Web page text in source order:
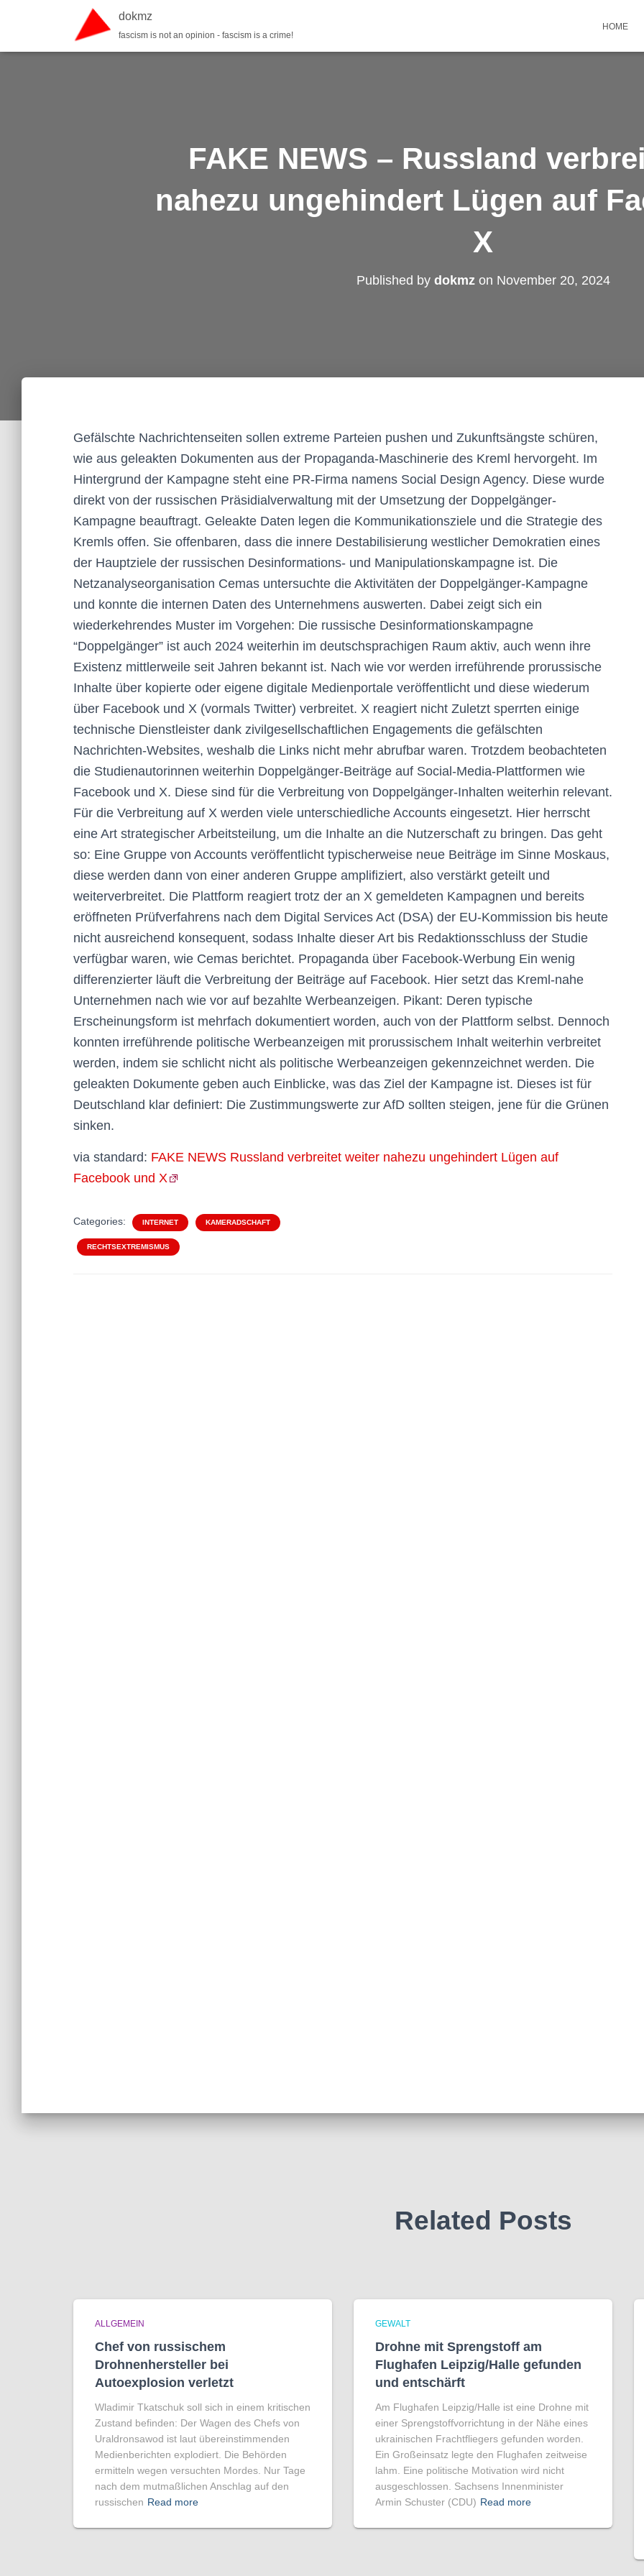
dokmz
fascism is not an opinion - fascism is a crime!
HOME
FAKE NEWS – Russland
nahezu ungehindert Lügen auf
X
Published by dokmzon November 20, 2024
Gefälschte Nachrichtenseiten sollen extreme Parteien pushen und Zukunftsängste schüren,
wie aus geleakten Dokumenten aus der Propaganda-Maschinerie des Kreml hervorgeht. Im
Hintergrund der Kampagne steht eine PR-Firma namens Social Design Agency. Diese wurde
direkt von der russischen Präsidialverwaltung mit der Umsetzung der Doppelgänger-
Kampagne beauftragt. Geleakte Daten legen die Kommunikationsziele und die Strategie des
Kremls offen. Sie offenbaren, dass die innere Destabilisierung westlicher Demokratien eines
der Hauptziele der russischen Desinformations- und Manipulationskampagne ist. Die
Netzanalyseorganisation Cemas untersuchte die Aktivitäten der Doppelgänger-Kampagne
und konnte die internen Daten des Unternehmens auswerten. Dabei zeigt sich ein
wiederkehrendes Muster im Vorgehen: Die russische Desinformationskampagne
“Doppelgänger” ist auch 2024 weiterhin im deutschsprachigen Raum aktiv, auch wenn ihre
Existenz mittlerweile seit Jahren bekannt ist. Nach wie vor werden irreführende prorussische
Inhalte über kopierte oder eigene digitale Medienportale veröffentlicht und diese wiederum
über Facebook und X (vormals Twitter) verbreitet. X reagiert nicht Zuletzt sperrten einige
technische Dienstleister dank zivilgesellschaftlichen Engagements die gefälschten
Nachrichten-Websites, weshalb die Links nicht mehr abrufbar waren. Trotzdem beobachteten
die Studienautorinnen weiterhin Doppelgänger-Beiträge auf Social-Media-Plattformen wie
Facebook und X. Diese sind für die Verbreitung von Doppelgänger-Inhalten weiterhin relevant.
Für die Verbreitung auf X werden viele unterschiedliche Accounts eingesetzt. Hier herrscht
eine Art strategischer Arbeitsteilung, um die Inhalte an die Nutzerschaft zu bringen. Das geht
so: Eine Gruppe von Accounts veröffentlicht typischerweise neue Beiträge im Sinne Moskaus,
diese werden dann von einer anderen Gruppe amplifiziert, also verstärkt geteilt und
weiterverbreitet. Die Plattform reagiert trotz der an X gemeldeten Kampagnen und bereits
eröffneten Prüfverfahrens nach dem Digital Services Act (DSA) der EU-Kommission bis heute
nicht ausreichend konsequent, sodass Inhalte dieser Art bis Redaktionsschluss der Studie
verfügbar waren, wie Cemas berichtet. Propaganda über Facebook-Werbung Ein wenig
differenzierter läuft die Verbreitung der Beiträge auf Facebook. Hier setzt das Kreml-nahe
Unternehmen nach wie vor auf bezahlte Werbeanzeigen. Pikant: Deren typische
Erscheinungsform ist mehrfach dokumentiert worden, auch von der Plattform selbst. Dennoch
konnten irreführende politische Werbeanzeigen mit prorussischem Inhalt weiterhin verbreitet
werden, indem sie schlicht nicht als politische Werbeanzeigen gekennzeichnet werden. Die
geleakten Dokumente geben auch Einblicke, was das Ziel der Kampagne ist. Dieses ist für
Deutschland klar definiert: Die Zustimmungswerte zur AfD sollten steigen, jene für die Grünen
sinken.
via standard: FAKE NEWS Russland verbreitet weiter nahezu ungehindert Lügen auf
Facebook und X
Categories: INTERNET KAMERADSCHAFT
RECHTSEXTREMISMUS
Related Posts
ALLGEMEIN
Chef von russischem
Drohnenhersteller bei
Autoexplosion verletzt
Wladimir Tkatschuk soll sich in einem kritischen
Zustand befinden: Der Wagen des Chefs von
Uraldronsawod ist laut übereinstimmenden
Medienberichten explodiert. Die Behörden
ermitteln wegen versuchten Mordes. Nur Tage
nach dem mutmaßlichen Anschlag auf den
russischen Read more
GEWALT
Drohne mit Sprengstoff am
Flughafen Leipzig/Halle gefunden
und entschärft
Am Flughafen Leipzig/Halle ist eine Drohne mit
einer Sprengstoffvorrichtung in der Nähe eines
ukrainischen Frachtfliegers gefunden worden.
Ein Großeinsatz legte den Flughafen zeitweise
lahm. Eine politische Motivation wird nicht
ausgeschlossen. Sachsens Innenminister
Armin Schuster (CDU) Read more